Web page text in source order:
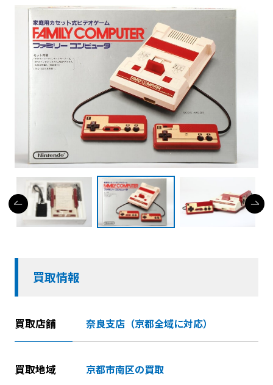
買取情報
買取店舗 奈良支店（京都全域に対応）
買取地域 京都市南区の買取